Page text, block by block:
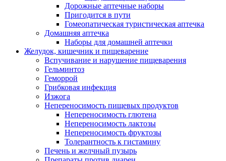
Дорожные аптечные наборы
Пригодится в пути
Гомеопатическая туристическая аптечка
Домашняя аптечка
Наборы для домашней аптечки
Желудок, кишечник и пищеварение
Вспучивание и нарушение пищеварения
Гельминтоз
Геморрой
Грибковая инфекция
Изжога
Непереносимость пищевых продуктов
Непереносимость глютена
Непереносимость лактозы
Непереносимость фруктозы
Толерантность к гистамину
Печень и желчный пузырь